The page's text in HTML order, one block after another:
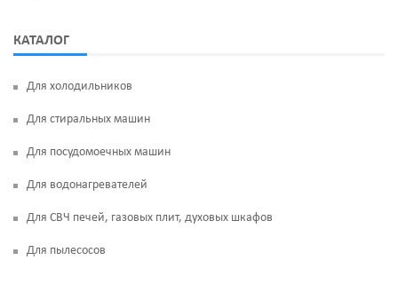
КАТАЛОГ
Для холодильников
Для стиральных машин
Для посудомоечных машин
Для водонагревателей
Для СВЧ печей, газовых плит, духовых шкафов
Для пылесосов